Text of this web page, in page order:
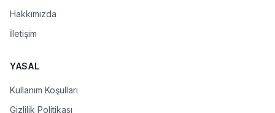
Hakkımızda
İletişim
YASAL
Kullanım Koşulları
Gizlilik Politikası